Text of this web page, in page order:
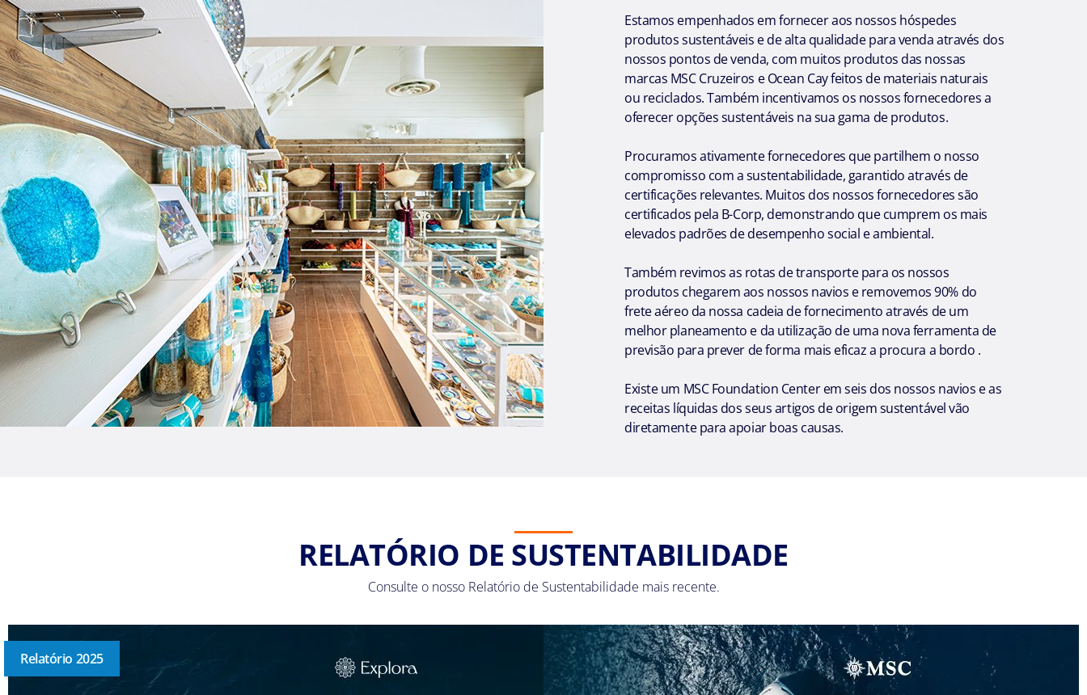
Estamos empenhados em fornecer aos nossos hóspedes
produtos sustentáveis e de alta qualidade para venda através dos
nossos pontos de venda, com muitos produtos das nossas
marcas MSC Cruzeiros e Ocean Cay feitos de materiais naturais
ou reciclados. Também incentivamos os nossos fornecedores a
oferecer opções sustentáveis na sua gama de produtos.
Procuramos ativamente fornecedores que partilhem o nosso
compromisso com a sustentabilidade, garantido através de
certificações relevantes. Muitos dos nossos fornecedores são
certificados pela B-Corp, demonstrando que cumprem os mais
elevados padrões de desempenho social e ambiental.
Também revimos as rotas de transporte para os nossos
produtos chegarem aos nossos navios e removemos 90% do
frete aéreo da nossa cadeia de fornecimento através de um
melhor planeamento e da utilização de uma nova ferramenta de
previsão para prever de forma mais eficaz a procura a bordo .
Existe um MSC Foundation Center em seis dos nossos navios e as
receitas líquidas dos seus artigos de origem sustentável vão
diretamente para apoiar boas causas.
RELATÓRIO DE SUSTENTABILIDADE
Consulte o nosso Relatório de Sustentabilidade mais recente.
Relatório 2025